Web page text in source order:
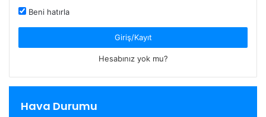
Beni hatırla
Giriş/Kayıt
Hesabınız yok mu?
Hava Durumu